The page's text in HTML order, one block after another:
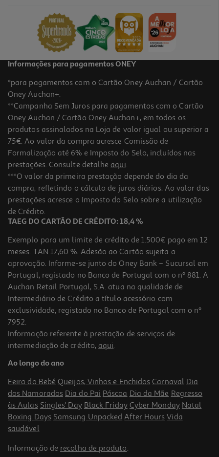
26,69 €
-20%
Licor De Ginja Mariquinhas 0.70l
19.41 €/Lt
Price reduced from
16,99 €to
13,59 €
Promoção
Licor Ginja Albergaria Intenso 18º 0.70l
14.27 €/Lt
9,99 €
Informações para pagamentos ONEY
*para pagamentos com o Cartão Oney Auchan / Cartão
Oney Auchan+.
**Campanha Sem Juros para pagamentos com o Cartão
Oney Auchan / Cartão Oney Auchan+, em todos os
produtos assinalados na Loja de valor igual ou superior a
75€. Ao valor da compra acresce Comissão de
Formalização até 6% e Imposto do Selo, incluídos nas
prestações. Consulte detalhe aqui.
***O valor da primeira prestação depende do dia da
compra, refletindo o cálculo de juros diários. Ao valor das
prestações acresce o Imposto do Selo sobre a utilização
de Crédito.
TAEG DO CARTÃO DE CRÉDITO: 18,4 %
Exemplo para um limite de crédito de 1.500€ pago em 12
meses. TAN 17,60 %. Adesão ao Cartão sujeita a
aprovação. Informe-se junto do Oney Bank – Sucursal em
Portugal, registado no Banco de Portugal com o nº 881. A
Auchan Retail Portugal, S.A. atua na qualidade de
Intermediário de Crédito a título acessório com
exclusividade, registado no Banco de Portugal com o nº
7952.
Informação referente à prestação de serviços de
intermediação de crédito, aqui.
Ao longo do ano
Feira do Bebé Queijos, Vinhos e Enchidos Carnaval Dia
dos Namorados Dia do Pai Páscoa Dia da Mãe Regresso
às Aulas Singles' Day Black Friday Cyber Monday Natal
Boxing Days Samsung Unpacked After Hours Vida
saudável
Informação de recolha de produto.